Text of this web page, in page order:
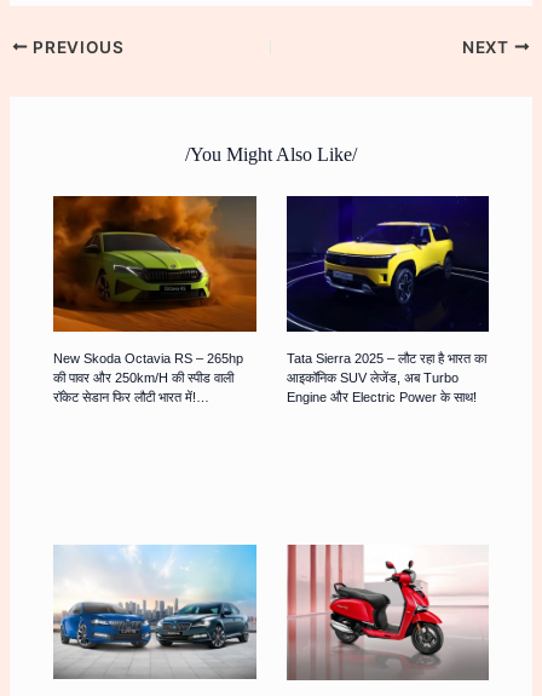
PREVIOUS NEXT
/You Might Also Like/
New Skoda Octavia RS – 265hp
की पावर और 250km/h की स्पीड वाली
रॉकेट सेडान फिर लौटी भारत में!…
Tata Sierra 2025 – लौट रहा है भारत का
आइकॉनिक SUV लेजेंड, अब Turbo
Engine और Electric Power के साथ!